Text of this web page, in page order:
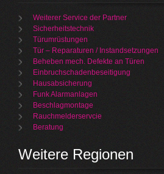
Weiterer Service der Partner
Sicherheitstechnik
Türumrüstungen
Tür – Reparaturen / Instandsetzungen
Beheben mech. Defekte an Türen
Einbruchschadenbeseitigung
Hausabsicherung
Funk Alarmanlagen
Beschlagmontage
Rauchmelderservcie
Beratung
Weitere Regionen